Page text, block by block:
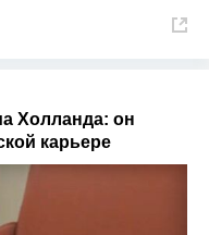
Холланда: он
карьере